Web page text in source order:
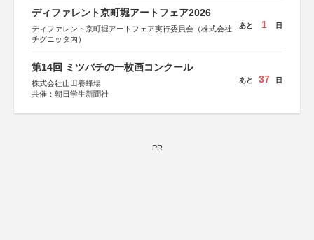
ディファレント京町堀アートフェア2026
ディファレント京町堀アートフェア実行委員会（株式会社
チグニッタ内）
あと 1 日
第14回 ミツバチの一枚画コンクール
株式会社山田養蜂場
共催：朝日学生新聞社
あと 37 日
PR